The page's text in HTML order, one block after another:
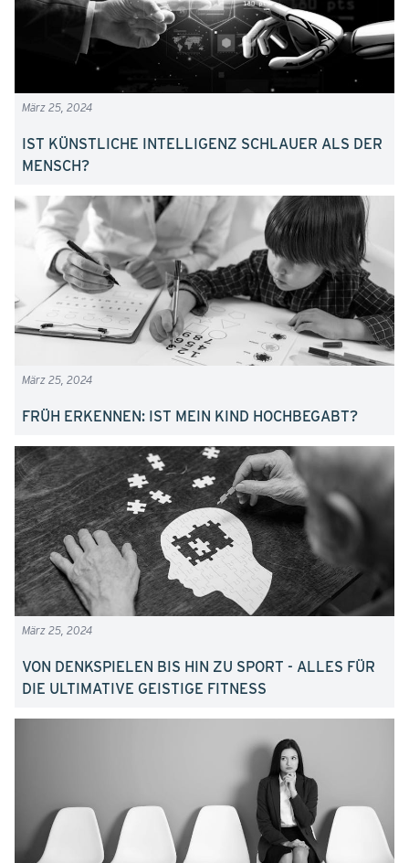
März 25, 2024
IST KÜNSTLICHE INTELLIGENZ SCHLAUER ALS DER
MENSCH?
März 25, 2024
FRÜH ERKENNEN: IST MEIN KIND HOCHBEGABT?
März 25, 2024
VON DENKSPIELEN BIS HIN ZU SPORT - ALLES FÜR
DIE ULTIMATIVE GEISTIGE FITNESS